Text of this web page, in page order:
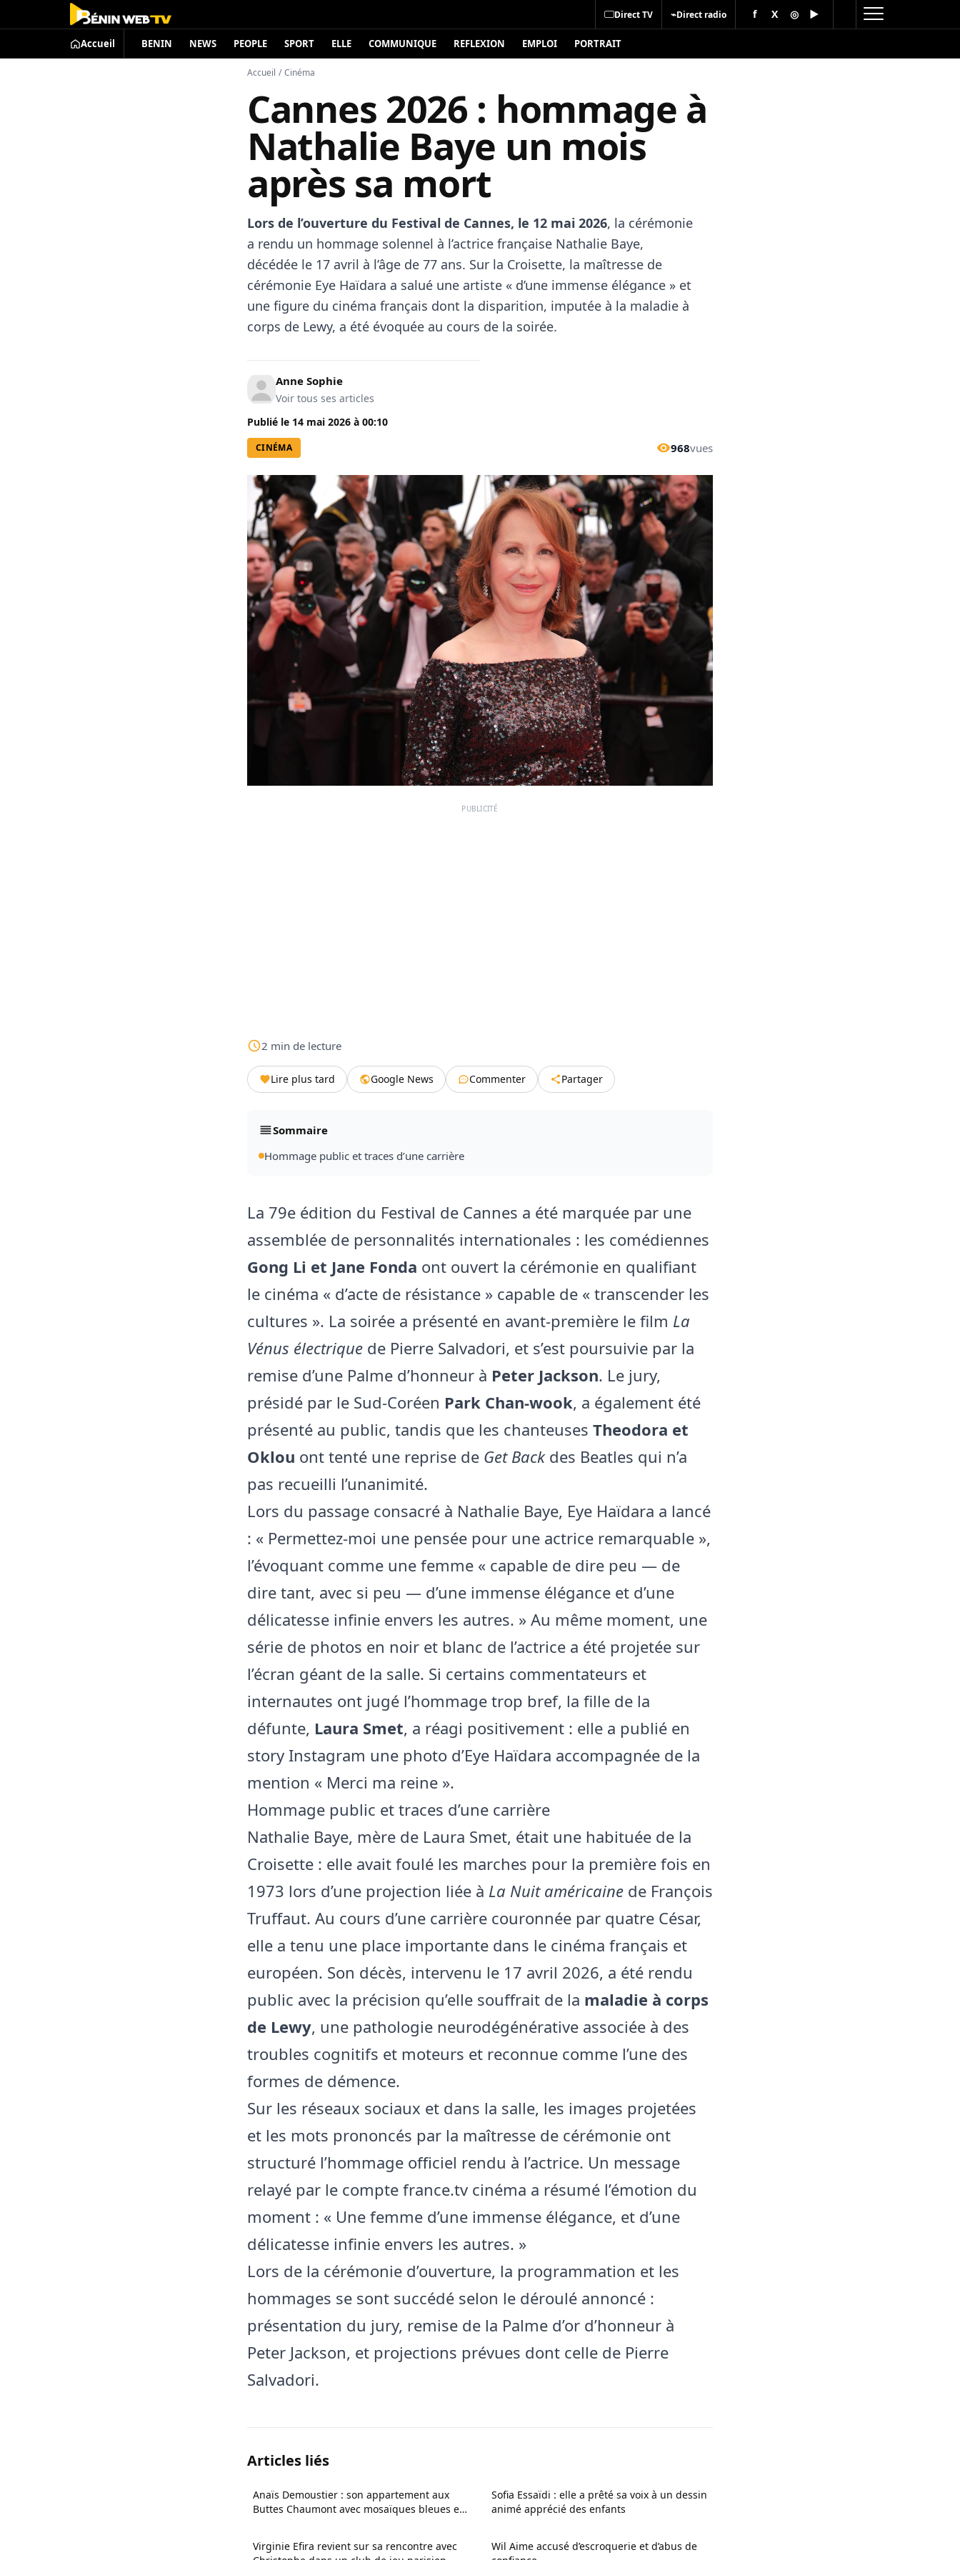
Direct TV ⌁Direct radio f X ◎ ▶
Accueil BENIN NEWS PEOPLE SPORT ELLE COMMUNIQUE REFLEXION EMPLOI PORTRAIT
Accueil / Cinéma
Cannes 2026 : hommage à
Nathalie Baye un mois
après sa mort
Lors de l’ouverture du Festival de Cannes, le 12 mai 2026, la cérémonie
a rendu un hommage solennel à l’actrice française Nathalie Baye,
décédée le 17 avril à l’âge de 77 ans. Sur la Croisette, la maîtresse de
cérémonie Eye Haïdara a salué une artiste « d’une immense élégance » et
une figure du cinéma français dont la disparition, imputée à la maladie à
corps de Lewy, a été évoquée au cours de la soirée.
Anne Sophie
Voir tous ses articles
Publié le 14 mai 2026 à 00:10
CINÉMA 968vues
PUBLICITÉ
2 min de lecture
Lire plus tard Google News Commenter Partager
Sommaire
Hommage public et traces d’une carrière
La 79e édition du Festival de Cannes a été marquée par une
assemblée de personnalités internationales : les comédiennes
Gong Li et Jane Fonda ont ouvert la cérémonie en qualifiant
le cinéma « d’acte de résistance » capable de « transcender les
cultures ». La soirée a présenté en avant‑première le film La
Vénus électrique de Pierre Salvadori, et s’est poursuivie par la
remise d’une Palme d’honneur à Peter Jackson. Le jury,
présidé par le Sud‑Coréen Park Chan‑wook, a également été
présenté au public, tandis que les chanteuses Theodora et
Oklou ont tenté une reprise de Get Backdes Beatles qui n’a
pas recueilli l’unanimité.
Lors du passage consacré à Nathalie Baye, Eye Haïdara a lancé
: « Permettez‑moi une pensée pour une actrice remarquable »,
l’évoquant comme une femme « capable de dire peu — de
dire tant, avec si peu — d’une immense élégance et d’une
délicatesse infinie envers les autres. » Au même moment, une
série de photos en noir et blanc de l’actrice a été projetée sur
l’écran géant de la salle. Si certains commentateurs et
internautes ont jugé l’hommage trop bref, la fille de la
défunte, Laura Smet, a réagi positivement : elle a publié en
story Instagram une photo d’Eye Haïdara accompagnée de la
mention « Merci ma reine ».
Hommage public et traces d’une carrière
Nathalie Baye, mère de Laura Smet, était une habituée de la
Croisette : elle avait foulé les marches pour la première fois en
1973 lors d’une projection liée à La Nuit américaine de François
Truffaut. Au cours d’une carrière couronnée par quatre César,
elle a tenu une place importante dans le cinéma français et
européen. Son décès, intervenu le 17 avril 2026, a été rendu
public avec la précision qu’elle souffrait de la maladie à corps
de Lewy, une pathologie neurodégénérative associée à des
troubles cognitifs et moteurs et reconnue comme l’une des
formes de démence.
Sur les réseaux sociaux et dans la salle, les images projetées
et les mots prononcés par la maîtresse de cérémonie ont
structuré l’hommage officiel rendu à l’actrice. Un message
relayé par le compte france.tv cinéma a résumé l’émotion du
moment : « Une femme d’une immense élégance, et d’une
délicatesse infinie envers les autres. »
Lors de la cérémonie d’ouverture, la programmation et les
hommages se sont succédé selon le déroulé annoncé :
présentation du jury, remise de la Palme d’or d’honneur à
Peter Jackson, et projections prévues dont celle de Pierre
Salvadori.
Articles liés
Anaïs Demoustier : son appartement aux
Buttes Chaumont avec mosaïques bleues et
Sofia Essaïdi : elle a prêté sa voix à un dessin
animé apprécié des enfants
Virginie Efira revient sur sa rencontre avec
Wil Aime accusé d’escroquerie et d’abus de